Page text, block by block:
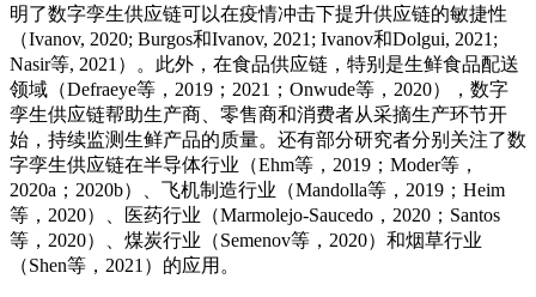
明了数字孪生供应链可以在疫情冲击下提升供应链的敏捷性
（Ivanov, 2020; Burgos和Ivanov, 2021; Ivanov和Dolgui, 2021;
Nasir等, 2021）。此外，在食品供应链，特别是生鲜食品配送
领域（Defraeye等，2019；2021；Onwude等，2020），数字
孪生供应链帮助生产商、零售商和消费者从采摘生产环节开
始，持续监测生鲜产品的质量。还有部分研究者分别关注了数
字孪生供应链在半导体行业（Ehm等，2019；Moder等，
2020a；2020b）、飞机制造行业（Mandolla等，2019；Heim
等，2020）、医药行业（Marmolejo-Saucedo，2020；Santos
等，2020）、煤炭行业（Semenov等，2020）和烟草行业
（Shen等，2021）的应用。